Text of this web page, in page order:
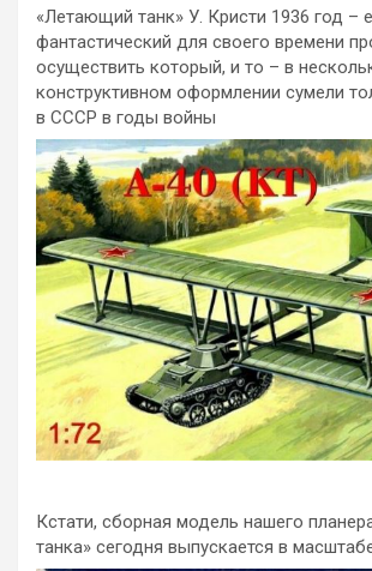
«Летающий танк» У. Кристи 1936 год –
фантастический для своего времени
осуществить который, и то – в
конструктивном оформлении сумели
в СССР в годы войны
Кстати, сборная модель нашего
танка» сегодня выпускается в